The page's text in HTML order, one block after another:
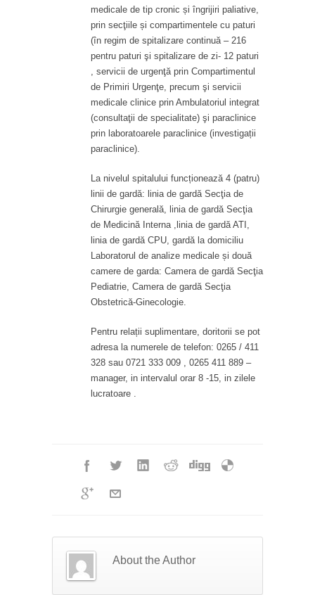
medicale de tip cronic și îngrijiri paliative,
prin secţiile și compartimentele cu paturi
(în regim de spitalizare continuă – 216
pentru paturi şi spitalizare de zi- 12 paturi
, servicii de urgenţă prin Compartimentul
de Primiri Urgenţe, precum şi servicii
medicale clinice prin Ambulatoriul integrat
(consultaţii de specialitate) şi paraclinice
prin laboratoarele paraclinice (investigații
paraclinice).
La nivelul spitalului funcționează 4 (patru)
linii de gardă: linia de gardă Secţia de
Chirurgie generală, linia de gardă Secţia
de Medicină Interna ,linia de gardă ATI,
linia de gardă CPU, gardă la domiciliu
Laboratorul de analize medicale și două
camere de garda: Camera de gardă Secţia
Pediatrie, Camera de gardă Secţia
Obstetrică-Ginecologie.
Pentru relații suplimentare, doritorii se pot
adresa la numerele de telefon: 0265 / 411
328 sau 0721 333 009 , 0265 411 889 –
manager, in intervalul orar 8 -15, in zilele
lucratoare .
About the Author